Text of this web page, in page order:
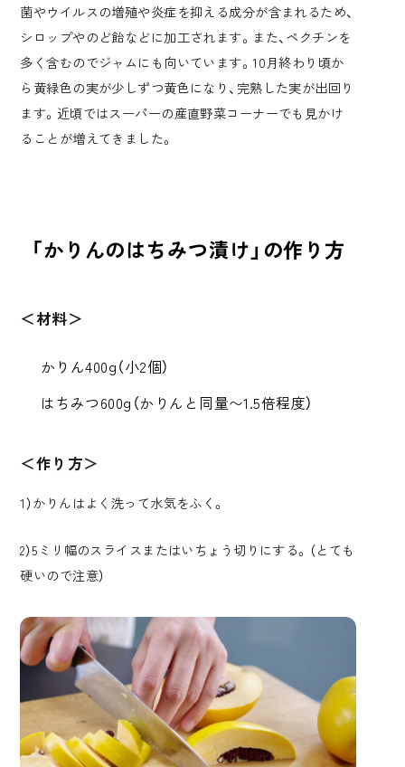
菌やウイルスの増殖や炎症を抑える成分が含まれるため、
シロップやのど飴などに加工されます。また、ペクチンを
多く含むのでジャムにも向いています。10月終わり頃か
ら黄緑色の実が少しずつ黄色になり、完熟した実が出回り
ます。近頃ではスーパーの産直野菜コーナーでも見かけ
ることが増えてきました。
「かりんのはちみつ漬け」の作り方
＜材料＞
かりん400g（小2個）
はちみつ600g（かりんと同量〜1.5倍程度）
＜作り方＞
1）かりんはよく洗って水気をふく。
2）5ミリ幅のスライスまたはいちょう切りにする。（とても
硬いので注意）